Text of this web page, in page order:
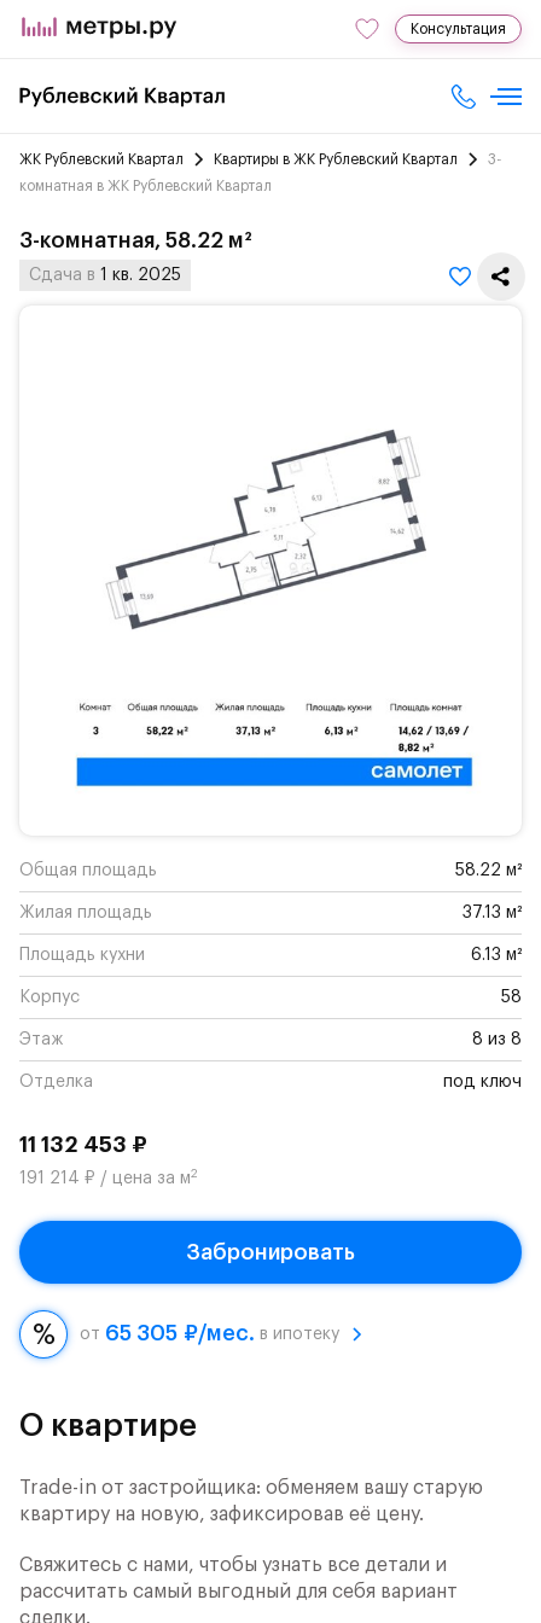
Консультация
ЖК Рублевский Квартал Квартиры в ЖК Рублевский Квартал
3-
комнатная в ЖК Рублевский Квартал
3-комнатная, 58.22 м²
Сдача в 1 кв. 2025
Общая площадь 58.22 м²
Жилая площадь 37.13 м²
Площадь кухни 6.13 м²
Корпус 58
Этаж 8 из 8
Отделка под ключ
11 132 453 ₽
191 214 ₽ / цена за м2
Забронировать
от 65 305 ₽/мес. в ипотеку
О квартире
Trade-in от застройщика: обменяем вашу старую
квартиру на новую, зафиксировав её цену.
Свяжитесь с нами, чтобы узнать все детали и
рассчитать самый выгодный для себя вариант
сделки.